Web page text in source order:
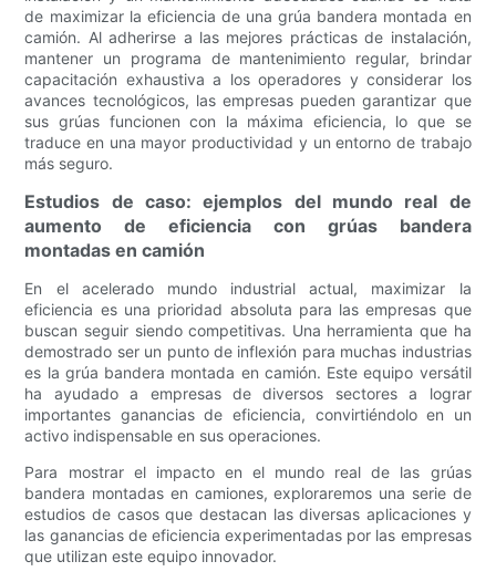
de maximizar la eficiencia de una grúa bandera montada en
camión. Al adherirse a las mejores prácticas de instalación,
mantener un programa de mantenimiento regular, brindar
capacitación exhaustiva a los operadores y considerar los
avances tecnológicos, las empresas pueden garantizar que
sus grúas funcionen con la máxima eficiencia, lo que se
traduce en una mayor productividad y un entorno de trabajo
más seguro.
Estudios de caso: ejemplos del mundo real de
aumento de eficiencia con grúas bandera
montadas en camión
En el acelerado mundo industrial actual, maximizar la
eficiencia es una prioridad absoluta para las empresas que
buscan seguir siendo competitivas. Una herramienta que ha
demostrado ser un punto de inflexión para muchas industrias
es la grúa bandera montada en camión. Este equipo versátil
ha ayudado a empresas de diversos sectores a lograr
importantes ganancias de eficiencia, convirtiéndolo en un
activo indispensable en sus operaciones.
Para mostrar el impacto en el mundo real de las grúas
bandera montadas en camiones, exploraremos una serie de
estudios de casos que destacan las diversas aplicaciones y
las ganancias de eficiencia experimentadas por las empresas
que utilizan este equipo innovador.